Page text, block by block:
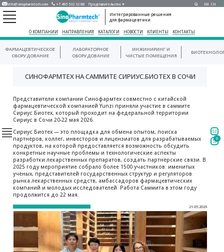
info@sinopharmtech.com +7 495 532 32 88 Представительства ▼ EN CH RU
Интегрированные решения
для фармацевтики
О КОМПАНИИ НАПРАВЛЕНИЯ КАТАЛОГИ НОВОСТИ КЛИЕНТЫ КОНТАКТЫ
ФАРМАЦЕВТИЧЕСКОЕ
ОБОРУДОВАНИЕ
ЛАБОРАТОРНОЕ
ОБОРУДОВАНИЕ
ИНЖИНИРИНГ И
ЧИСТЫЕ ПОМЕЩЕНИЯ
СИНОФАРМТЕХ НА САММИТЕ СИРИУС.БИОТЕХ В СОЧИ
Представители компании Синофармтех совместно с китайской
фармацевтической компанией Yunzi приняли участие в саммите
Сириус.Биотех, который проходит на федеральной территории
Сириус в Сочи 20-22 мая 2026.
Сириус.Биотех — это площадка для обмена опытом, поиска
партнёров, коллег, инвесторов и лицензиатов для разрабатываемых
продуктов, на которой предоставляется возможность обсудить
конкретные научные проблемы и технологические аспекты
разработки лекарственных препаратов, создать партнёрские связи. В
2025 году мероприятие собрало более 1500 участников: именитых
учёных, представителей государственных структур и регуляторов
рынка лекарственных средств, амбассадоров фармацевтических
компаний и молодых исследователей. Работа Саммита в этом году
продолжится до 22 мая.
21.05.2026
0